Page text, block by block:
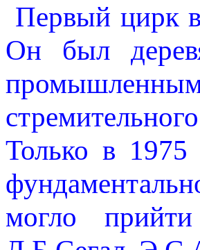
Первый цирк
Он был
Только в 1975
могло